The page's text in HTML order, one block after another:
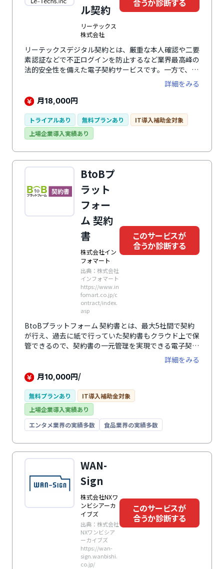
ル契約
リーテックス
株式会社
リーテックスデジタル契約とは、厳重な本人確認や二要
素認証などで不正ログインを防止するなど業界最高峰の
法的安全性を備えた電子契約サービスです。一方で、相
手期先の状況に合わせたUIを選べ、取引先にとっても導
入のハードが低く抑えられています。タイムスタンプや
電子署名を付することはもちろん、電子記録債権データ
録事項証明書の発行が可能。保存の法的保証も万全で
す。紙の契約書や他社の電子契約書も一元管理でき、契
約様式にかかわらず契約を登録、検索、閲覧が可能で
す。契約間の紐付けや、細かな閲覧権限付与管理など、
締結した後の契約書の管理の機能も充実しています。
詳細をみる
月18,000円
トライアルあり 無料プランあり
IT導入補助金対象
上場企業導入実績あり
BtoBプ
ラット
フォー
ム 契約
書
株式会社イン
フォマート
出典：株式会社
インフォマート
https://www.in
fomart.co.jp/c
ontract/index.
asp
このサービスが
合うか診断する
BtoBプラットフォーム 契約書とは、最大5社間で契約
が行え、過去に紙で行っていた契約書もクラウド上で保
管できるので、契約書の一元管理を実現できる電子契約
システムです。締結中や期限切れなどの契約書の状況を
取引先別や契約種別、タグ別、期限別で簡単に管理する
ことができます。契約書の確認や承認はシステム内です
要がなく、インターネットが繋がる環境であればどこか
らでも操作が可能で、外出先や出張先でも業務を効率的
に行えます。また、ワークフロー機能による社内承認の
確認や参照者設定、権限の設定など内部統制の強化を図
電子契約を初めてでも導入しやすシステムです。
詳細をみる
月10,000円/
無料プランあり
IT導入補助金対象
上場企業導入実績あり
エンタメ業界の実績多数
食品業界の実績多数
WAN-
Sign
株式会社NXワ
ンビシアーカ
イブズ
出典：株式会社
NXワンビシア
ーカイブズ
https://wan-
sign.wanbishi.
co.jp/
このサービスが
合うか診断する